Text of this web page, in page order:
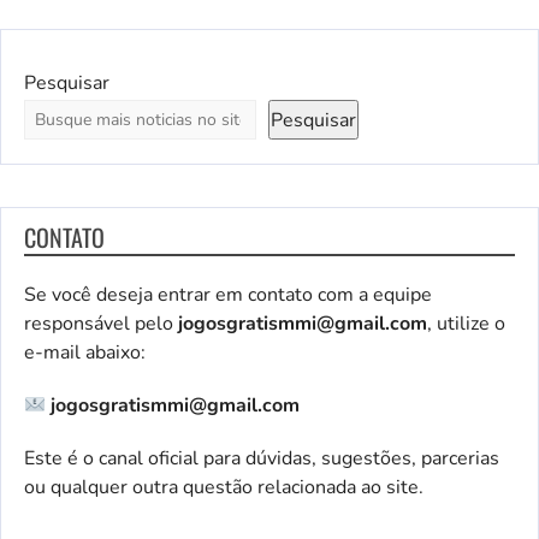
Pesquisar
Pesquisar
CONTATO
Se você deseja entrar em contato com a equipe
responsável pelo jogosgratismmi@gmail.com, utilize o
e-mail abaixo:
jogosgratismmi@gmail.com
Este é o canal oficial para dúvidas, sugestões, parcerias
ou qualquer outra questão relacionada ao site.